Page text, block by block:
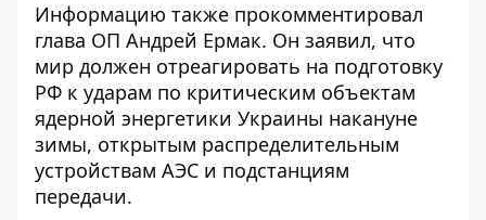
Информацию также прокомментировал
глава ОП Андрей Ермак. Он заявил, что
мир должен отреагировать на подготовку
РФ к ударам по критическим объектам
ядерной энергетики Украины накануне
зимы, открытым распределительным
устройствам АЭС и подстанциям
передачи.